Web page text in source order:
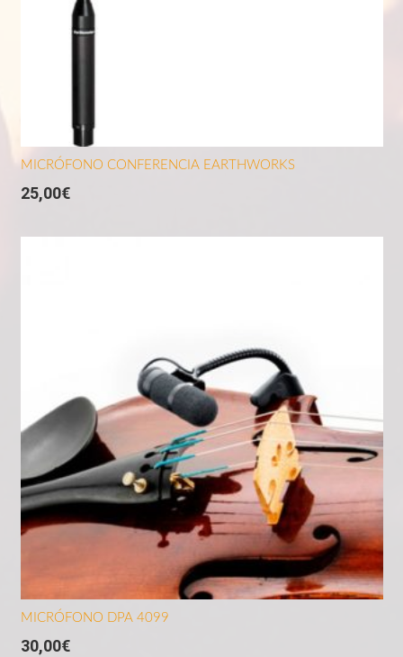
MICRÓFONO CONFERENCIA EARTHWORKS
25,00€
MICRÓFONO DPA 4099
30,00€